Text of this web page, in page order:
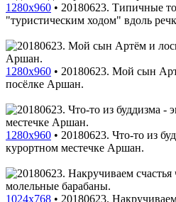
1280x960 • 20180623. Типичные
"туристическим ходом" вдоль
1280x960 • 20180623. Мой сын
посёлке Аршан.
1280x960 • 20180623. Что-то из
курортном местечке Аршан.
1024x768 • 20180623.